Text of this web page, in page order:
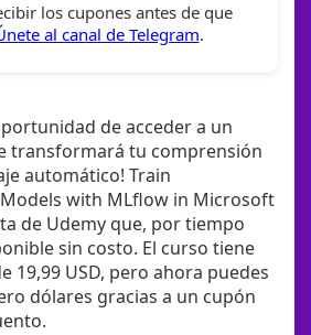
los cupones antes de que
al canal de Telegram.
de acceder a un
transformará tu comprensión
automático! Train
with MLflow in Microsoft
de Udemy que, por tiempo
sin costo. El curso tiene
19,99 USD, pero ahora puedes
dólares gracias a un cupón